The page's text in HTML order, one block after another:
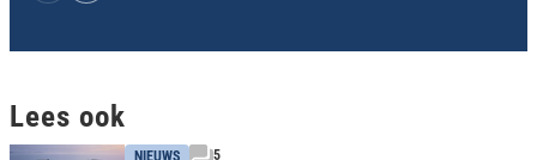
Lees ook
5